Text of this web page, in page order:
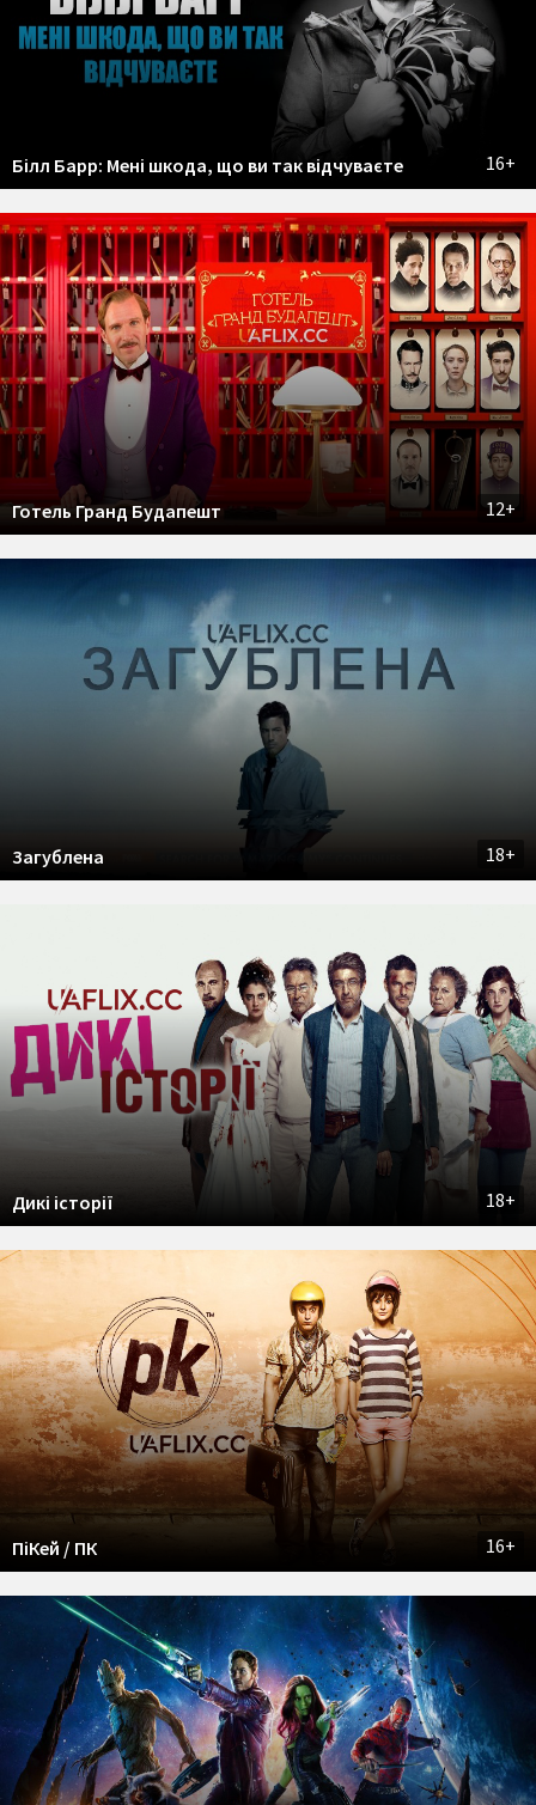
16+
Білл Барр: Мені шкода, що ви так відчуваєте
12+
Готель Гранд Будапешт
18+
Загублена
18+
Дикі історії
16+
ПіКей / ПК